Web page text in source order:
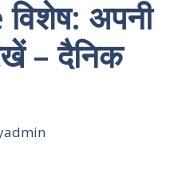
अपनी
– दैनिक